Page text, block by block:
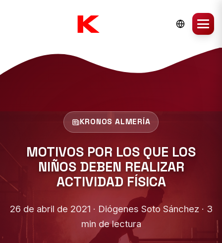
KRONOS ALMERÍA
MOTIVOS POR LOS QUE LOS
NIÑOS DEBEN REALIZAR
ACTIVIDAD FÍSICA
26 de abril de 2021 · Diógenes Soto Sánchez · 3
min de lectura